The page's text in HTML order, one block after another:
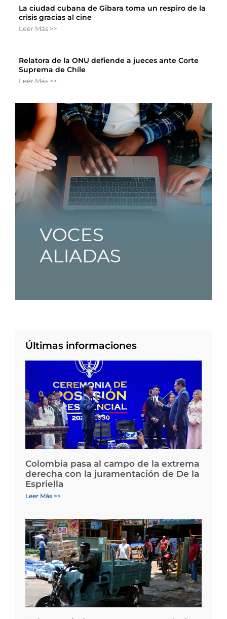
La ciudad cubana de Gibara toma un respiro de la
crisis gracias al cine
Leer Más >>
Relatora de la ONU defiende a jueces ante Corte
Suprema de Chile
Leer Más >>
Últimas informaciones
Colombia pasa al campo de la extrema
derecha con la juramentación de De la
Espriella
Leer Más >>